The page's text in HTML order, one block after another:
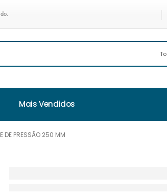
Mais Vendidos
DE PRESSÃO 250 MM